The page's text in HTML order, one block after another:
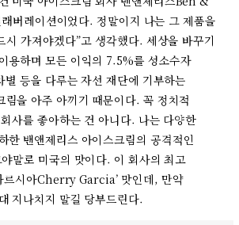
버레이션이었다. 정말이지 나는 그 제품을
시 가져야겠다”고 생각했다. 세상을 바꾸기
용하며 모든 이익의 7.5%를 성소수자
별 등을 다루는 자선 재단에 기부하는
림을 아주 아끼기 때문이다. 꼭 정치적
사를 좋아하는 건 아니다. 나는 다양한
한 밴앤제리스 아이스크림의 공격적인
말로 미국의 맛이다. 이 회사의 최고
르시아Cherry Garcia’ 맛인데, 만약
지나치지 말길 당부드린다.